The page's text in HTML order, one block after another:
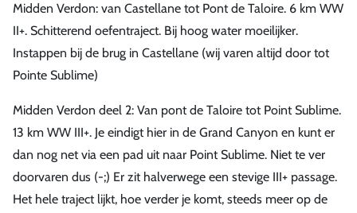
Midden Verdon: van Castellane tot Pont de Taloire. 6 km WW
II+. Schitterend oefentraject. Bij hoog water moeilijker.
Instappen bij de brug in Castellane (wij varen altijd door tot
Pointe Sublime)
Midden Verdon deel 2: Van pont de Taloire tot Point Sublime.
13 km WW III+. Je eindigt hier in de Grand Canyon en kunt er
dan nog net via een pad uit naar Point Sublime. Niet te ver
doorvaren dus (-;) Er zit halverwege een stevige III+ passage.
Het hele traject lijkt, hoe verder je komt, steeds meer op de